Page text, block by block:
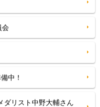
会
中！
リスト中野大輔さん